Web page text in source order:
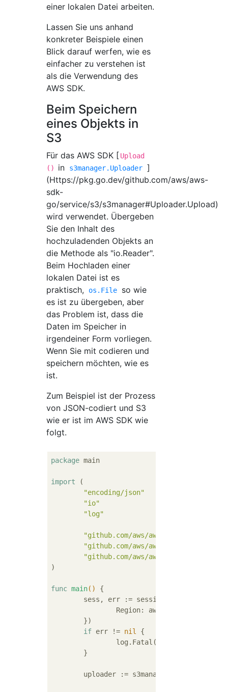
einer lokalen Datei arbeiten.
Lassen Sie uns anhand
konkreter Beispiele einen
Blick darauf werfen, wie es
einfacher zu verstehen ist
als die Verwendung des
AWS SDK.
Beim Speichern
eines Objekts in
S3
Für das AWS SDK [Upload
()
in s3manager.Uploader ]
(Https://pkg.go.dev/github.com/aws/aws-
sdk-
go/service/s3/s3manager#Uploader.Upload)
wird verwendet. Übergeben
Sie den Inhalt des
hochzuladenden Objekts an
die Methode als "io.Reader".
Beim Hochladen einer
lokalen Datei ist es
praktisch,
os.File
so wie
es ist zu übergeben, aber
das Problem ist, dass die
Daten im Speicher in
irgendeiner Form vorliegen.
Wenn Sie mit codieren und
speichern möchten, wie es
ist.
Zum Beispiel ist der Prozess
von JSON-codiert und S3
wie er ist im AWS SDK wie
folgt.
package main
import (
"encoding/json"
"io"
"log"
"github.com/aws/aws-sdk-go/aws"
"github.com/aws/aws-sdk-go/aws/
"github.com/aws/aws-sdk-go/service/
)
func main()
{
		Region: aws.String(
if err != nil
{